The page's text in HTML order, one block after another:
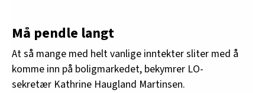
Må pendle langt
At så mange med helt vanlige inntekter sliter med å
komme inn på boligmarkedet, bekymrer LO-
sekretær Kathrine Haugland Martinsen.